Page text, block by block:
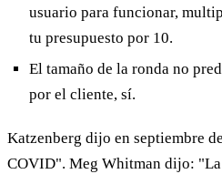
usuario para funcionar,
tu presupuesto por 10.
El tamaño de la ronda no
por el cliente, sí.
Katzenberg dijo en septiembre
COVID". Meg Whitman dijo: "La